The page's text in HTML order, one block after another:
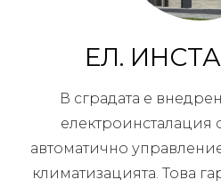
ЕЛ.
В сградата е
електроинсталация
автоматично
климатизацията. Това